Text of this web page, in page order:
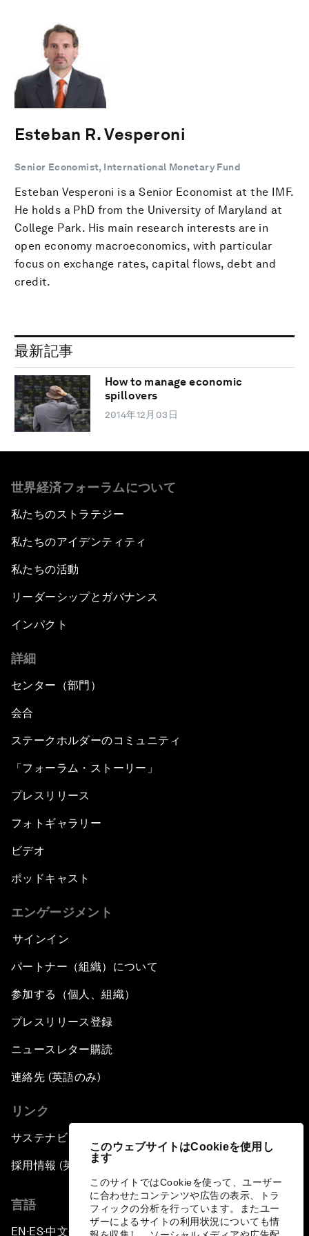
このウェブサイトはCookieを使用し
ます
このサイトではCookieを使って、ユーザー
に合わせたコンテンツや広告の表示、トラ
フィックの分析を行っています。またユー
ザーによるサイトの利用状況についても情
Esteban R. Vesperoni
Senior Economist, International Monetary Fund
Esteban Vesperoni is a Senior Economist at the IMF.
He holds a PhD from the University of Maryland at
College Park. His main research interests are in
open economy macroeconomics, with particular
focus on exchange rates, capital flows, debt and
credit.
最新記事
How to manage economic
spillovers
2014年12月03日
世界経済フォーラムについて
私たちのストラテジー
私たちのアイデンティティ
私たちの活動
リーダーシップとガバナンス
インパクト
詳細
センター（部門）
会合
ステークホルダーのコミュニティ
「フォーラム・ストーリー」
プレスリリース
フォトギャラリー
ビデオ
ポッドキャスト
エンゲージメント
サインイン
パートナー（組織）について
参加する（個人、組織）
プレスリリース登録
ニュースレター購読
連絡先 (英語のみ)
リンク
サステナビリティへの取り組み
採用情報 (英語のみ)
言語
EN ▪ES▪中文▪ 日本語